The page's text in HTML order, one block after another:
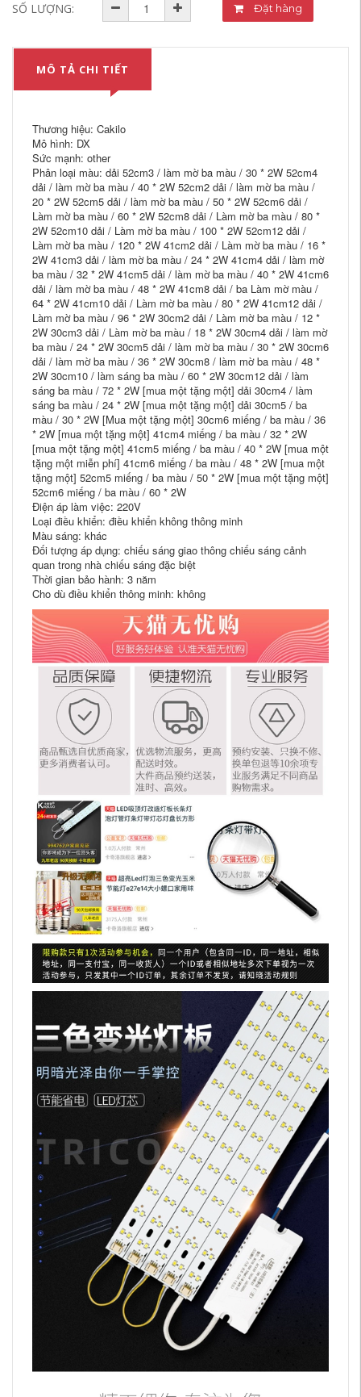
SỐ LƯỢNG: Đặt hàng
MÔ TẢ CHI TIẾT
Thương hiệu: Cakilo
Mô hình: DX
Sức mạnh: other
Phân loại màu: dải 52cm3 / làm mờ ba màu / 30 * 2W 52cm4
dải / làm mờ ba màu / 40 * 2W 52cm2 dải / làm mờ ba màu /
20 * 2W 52cm5 dải / làm mờ ba màu / 50 * 2W 52cm6 dải /
Làm mờ ba màu / 60 * 2W 52cm8 dải / Làm mờ ba màu / 80 *
2W 52cm10 dải / Làm mờ ba màu / 100 * 2W 52cm12 dải /
Làm mờ ba màu / 120 * 2W 41cm2 dải / Làm mờ ba màu / 16 *
2W 41cm3 dải / làm mờ ba màu / 24 * 2W 41cm4 dải / làm mờ
ba màu / 32 * 2W 41cm5 dải / làm mờ ba màu / 40 * 2W 41cm6
dải / làm mờ ba màu / 48 * 2W 41cm8 dải / ba Làm mờ màu /
64 * 2W 41cm10 dải / Làm mờ ba màu / 80 * 2W 41cm12 dải /
Làm mờ ba màu / 96 * 2W 30cm2 dải / Làm mờ ba màu / 12 *
2W 30cm3 dải / Làm mờ ba màu / 18 * 2W 30cm4 dải / làm mờ
ba màu / 24 * 2W 30cm5 dải / làm mờ ba màu / 30 * 2W 30cm6
dải / làm mờ ba màu / 36 * 2W 30cm8 / làm mờ ba màu / 48 *
2W 30cm10 / làm sáng ba màu / 60 * 2W 30cm12 dải / làm
sáng ba màu / 72 * 2W [mua một tặng một] dải 30cm4 / làm
sáng ba màu / 24 * 2W [mua một tặng một] dải 30cm5 / ba
màu / 30 * 2W [Mua một tặng một] 30cm6 miếng / ba màu / 36
* 2W [mua một tặng một] 41cm4 miếng / ba màu / 32 * 2W
[mua một tặng một] 41cm5 miếng / ba màu / 40 * 2W [mua một
tặng một miễn phí] 41cm6 miếng / ba màu / 48 * 2W [mua một
tặng một] 52cm5 miếng / ba màu / 50 * 2W [mua một tặng một]
52cm6 miếng / ba màu / 60 * 2W
Điện áp làm việc: 220V
Loại điều khiển: điều khiển không thông minh
Màu sáng: khác
Đối tượng áp dụng: chiếu sáng giao thông chiếu sáng cảnh
quan trong nhà chiếu sáng đặc biệt
Thời gian bảo hành: 3 năm
Cho dù điều khiển thông minh: không